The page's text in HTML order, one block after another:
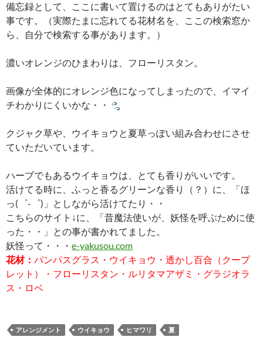
備忘録として、ここに書いて置けるのはとてもありがたい
事です。（実際たまに忘れてる花材名を、ここの検索窓か
ら、自分で検索する事があります。）
濃いオレンジのひまわりは、フローリスタン。
画像が全体的にオレンジ色になってしまったので、イマイ
チわかりにくいかな・・
クジャク草や、ウイキョウと夏草っぽい組み合わせにさせ
ていただいています。
ハーブでもあるウイキョウは、とても香りがいいです。
活けてる時に、ふっと香るグリーンな香り（？）に、「ほ
っ(゜-゜)」としながら活けてたり・・
こちらのサイト↓に、「昔魔法使いが、妖怪を呼ぶために使
った・・」との事が書かれてました。
妖怪って・・・ e-yakusou.com
花材： パンパスグラス・ウイキョウ・透かし百合（クープ
レット）・フローリスタン・ルリタマアザミ・グラジオラ
ス・ロベ
アレンジメント ウイキョウ ヒマワリ 夏